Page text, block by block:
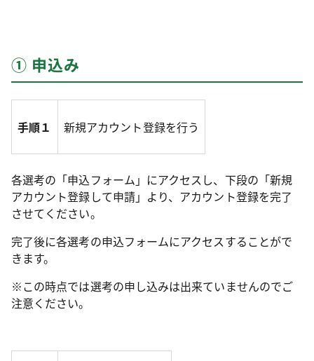
① 申込み
手順１ 新規アカウント登録を行う
各選考の「申込フォーム」にアクセスし、下段の「新規
アカウント登録して申請」より、アカウント登録を完了
させてください。
完了後に各選考の申込フォームにアクセスすることがで
きます。
※この時点では選考の申し込みは出来ていませんのでご
注意ください。